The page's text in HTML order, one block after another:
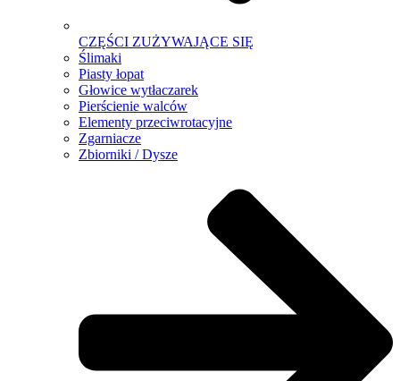
CZĘŚCI ZUŻYWAJĄCE SIĘ
Ślimaki
Piasty łopat
Głowice wytłaczarek
Pierścienie walców
Elementy przeciwrotacyjne
Zgarniacze
Zbiorniki / Dysze